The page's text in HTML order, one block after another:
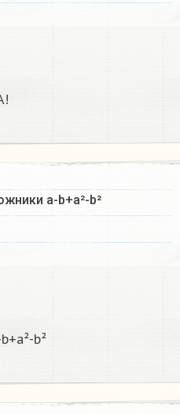
а-b+a²-b²​
b²​